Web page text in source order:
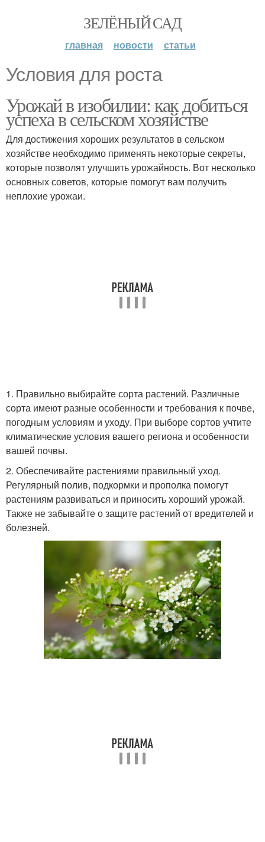
ЗЕЛЁНЫЙ САД
главная новости статьи
Условия для роста
Урожай в изобилии: как добиться
успеха в сельском хозяйстве
Для достижения хороших результатов в сельском
хозяйстве необходимо применять некоторые секреты,
которые позволят улучшить урожайность. Вот несколько
основных советов, которые помогут вам получить
неплохие урожаи.
1. Правильно выбирайте сорта растений. Различные
сорта имеют разные особенности и требования к почве,
погодным условиям и уходу. При выборе сортов учтите
климатические условия вашего региона и особенности
вашей почвы.
2. Обеспечивайте растениями правильный уход.
Регулярный полив, подкормки и прополка помогут
растениям развиваться и приносить хороший урожай.
Также не забывайте о защите растений от вредителей и
болезней.